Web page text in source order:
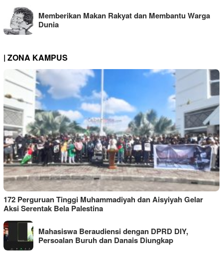
Memberikan Makan Rakyat dan Membantu Warga
Dunia
| ZONA KAMPUS
172 Perguruan Tinggi Muhammadiyah dan Aisyiyah Gelar
Aksi Serentak Bela Palestina
Mahasiswa Beraudiensi dengan DPRD DIY,
Persoalan Buruh dan Danais Diungkap